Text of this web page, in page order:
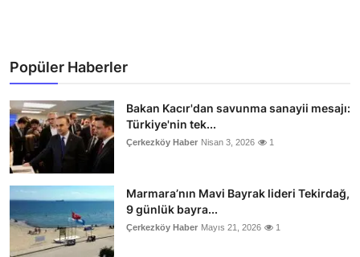
Popüler Haberler
Bakan Kacır'dan savunma sanayii mesajı:
Türkiye'nin tek...
Çerkezköy Haber Nisan 3, 2026 1
Marmara’nın Mavi Bayrak lideri Tekirdağ,
9 günlük bayra...
Çerkezköy Haber Mayıs 21, 2026 1